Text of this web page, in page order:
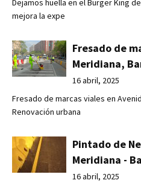
Dejamos huella en el Burger King
mejora la expe
Fresado de
Meridiana,
16 abril, 2025
Fresado de marcas viales en
Renovación urbana
Pintado de
Meridiana -
16 abril, 2025